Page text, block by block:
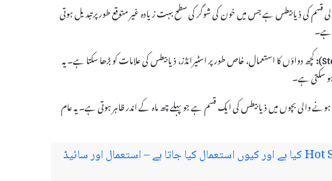
قسم کی ذیابیطس ہے جس میں خون کی شوگر کی سطح بہت زیادہ غیر متوقع طور پر تبدیل ہوتی
ہے۔
کچھ دواؤں کا استعمال، خاص طور پر اسٹیرائڈز، ذیابیطس کی علامات کو بڑھا سکتا ہے۔ یہ
سکتی ہے۔
ہونے والی بچوں میں ذیابیطس کی ایک قسم ہے جو پہلے چھ ماہ کے اندر ظاہر ہوتی ہے۔ یہ عام
Hot Shaper Belt S Chart کیا ہے اور کیوں استعمال کیا جاتا ہے – استعمال اور سائیڈ